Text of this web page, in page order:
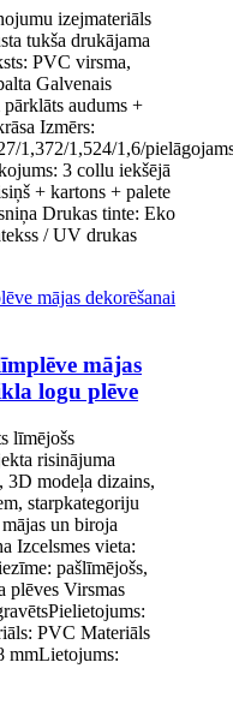
izejmateriāls
tukša drukājama
PVC virsma,
Galvenais
audums +
Izmērs:
1,372/1,524/1,6/
3 collu iekšējā
+ kartons + palete
Drukas tinte: Eko
/ UV drukas
mājas
logu plēve
līmējošs
risinājuma
3D modeļa dizains,
starpkategoriju
un biroja
Izcelsmes vieta:
pašlīmējošs,
plēves Virsmas
PVC Materiāls
mmLietojums: